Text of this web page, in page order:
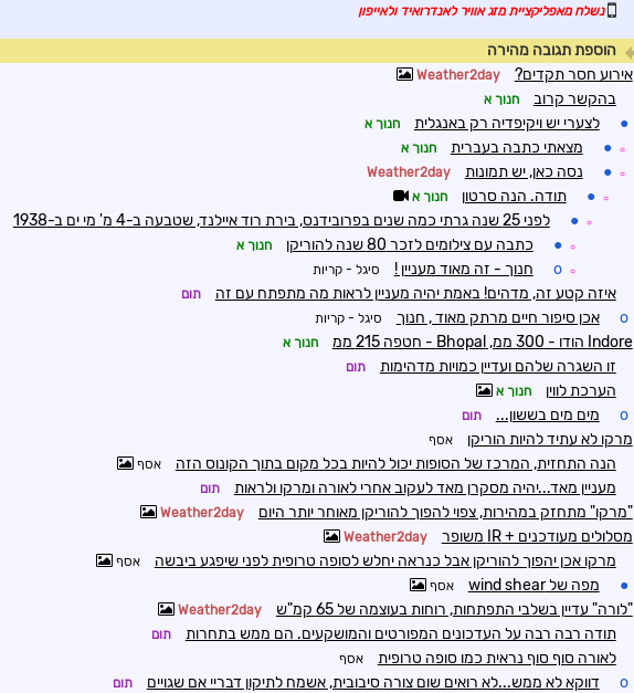
נשלח מאפליקציית מזג אוויר לאנדרואיד ולאייפון
הוספת תגובה מהירה
אירוע חסר תקדים? Weather2day
בהקשר קרוב חנוך א
● לצערי יש ויקיפדיה רק באנגלית חנוך א
☼
● מצאתי כתבה בעברית חנוך א
☼
● נסה כאן, יש תמונות Weather2day
☼
● תודה. הנה סרטון חנוך א
☼
● לפני 25 שנה גרתי כמה שנים בפרובידנס, בירת רוד איילנד, שטבעה ב-4 מ' מי ים ב-1938
☼
● כתבה עם צילומים לזכר 80 שנה להוריקן חנוך א
☼
o חנוך - זה מאוד מעניין ! סיגל - קריות
איזה קטע זה, מדהים! באמת יהיה מעניין לראות מה מתפתח עם זה תום
o אכן סיפור חיים מרתק מאוד , חנוך סיגל - קריות
Indore הודו - 300 ממ, Bhopal - חטפה 215 ממ חנוך א
זו השגרה שלהם ועדיין כמויות מדהימות תום
הערכת לווין חנוך א
o מים מים בששון... תום
מרקו לא עתיד להיות הוריקן אסף
הנה התחזית, המרכז של הסופות יכול להיות בכל מקום בתוך הקונוס הזה אסף
מעניין מאד...יהיה מסקרן מאד לעקוב אחרי לאורה ומרקו ולראות תום
"מרקו" מתחזק במהירות, צפוי להפוך להוריקן מאוחר יותר היום Weather2day
מסלולים מעודכנים + IR משופר Weather2day
מרקו אכן יהפוך להוריקן אבל כנראה יחלש לסופה טרופית לפני שיפגע ביבשה אסף
● מפה של wind shear אסף
"לורה" עדיין בשלבי התפתחות, רוחות בעוצמה של 65 קמ"ש Weather2day
תודה רבה רבה על העדכונים המפורטים והמושקעים. הם ממש בתחרות תום
לאורה סוף סוף נראית כמו סופה טרופית אסף
o דווקא לא ממש...לא רואים שום צורה סיבובית, אשמח לתיקון דבריי אם שגויים תום